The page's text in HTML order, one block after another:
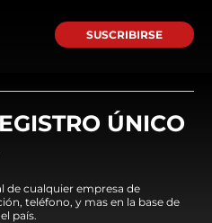
SUSCRIBIRSE
ÚNICO
de cualquier empresa de
teléfono, y mas en la base de
país.